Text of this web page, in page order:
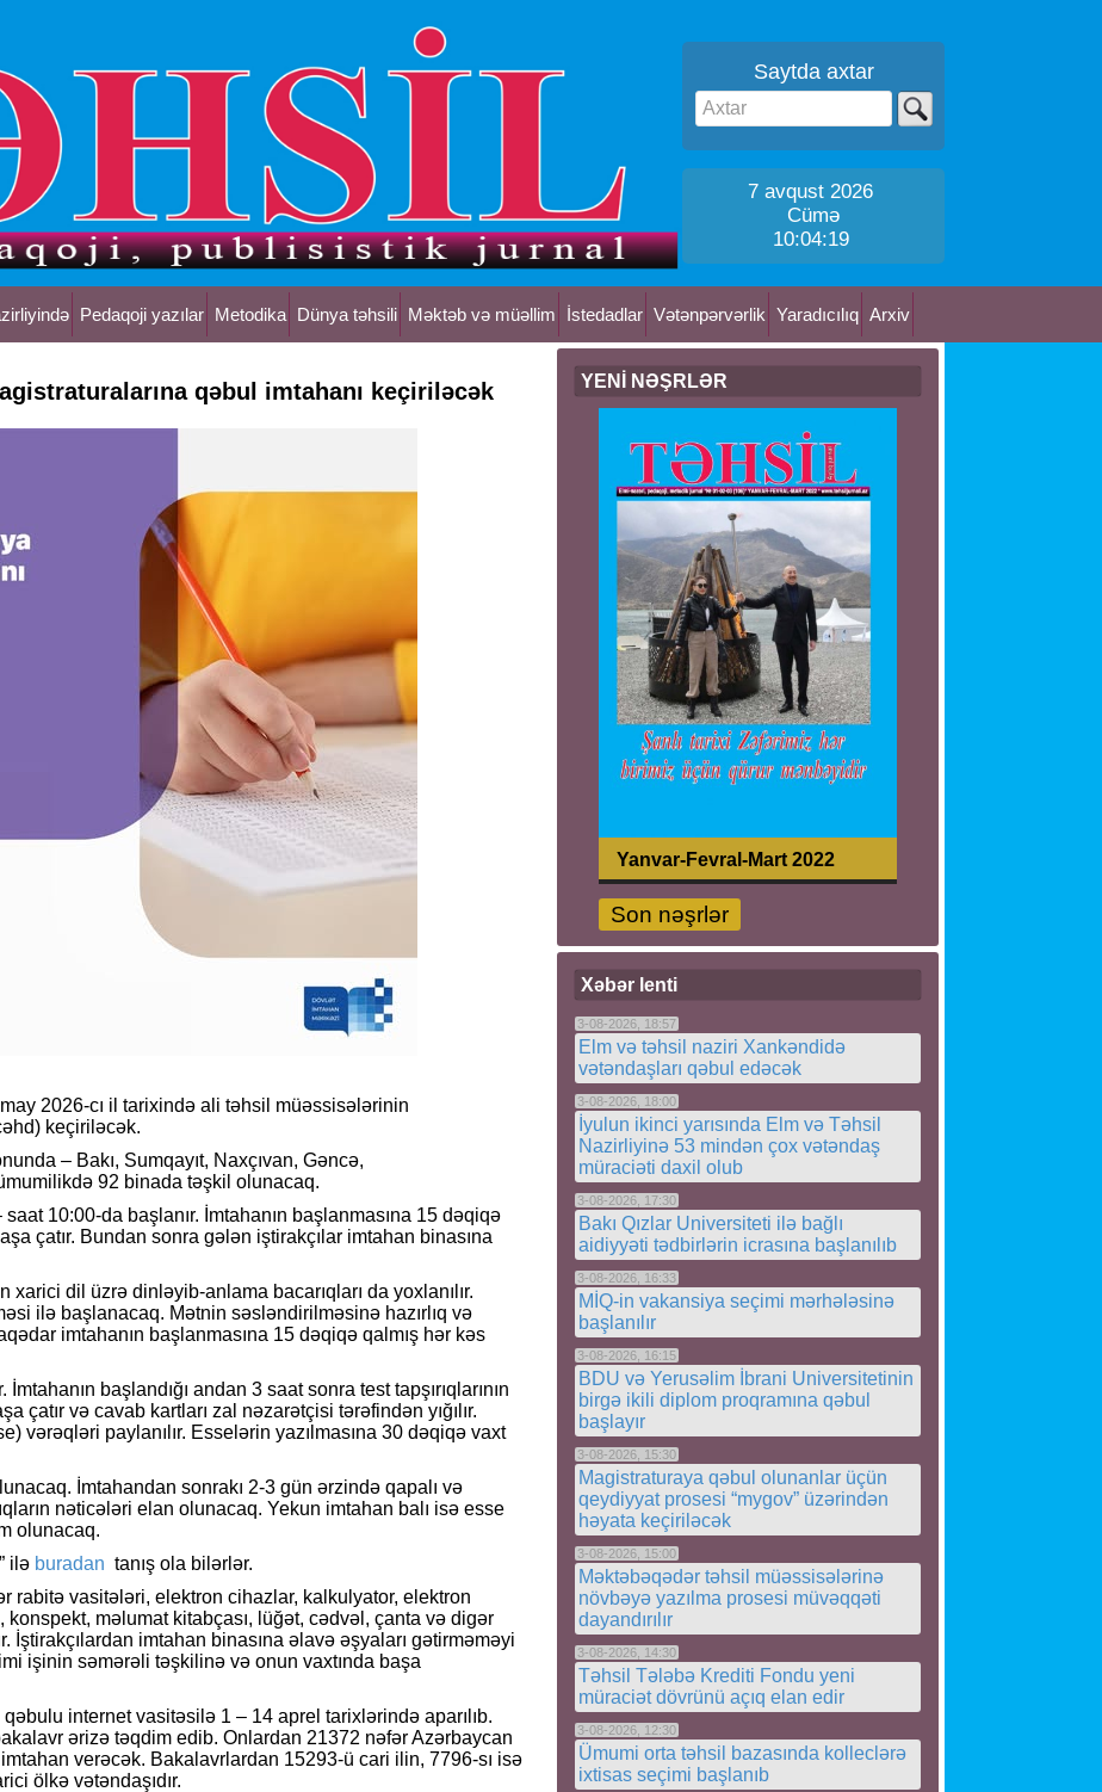
Saytda axtar
7 avqust 2026
Cümə
10:04:19
Pedaqoji yazılar Metodika Dünya təhsili Məktəb və müəllim İstedadlar Vətənpərvərlik Yaradıcılıq Arxiv
qəbul imtahanı keçiriləcək
2026-cı il tarixində ali təhsil müəssisələrinin
keçiriləcək.
– Bakı, Sumqayıt, Naxçıvan, Gəncə,
92 binada təşkil olunacaq.
10:00-da başlanır. İmtahanın başlanmasına 15 dəqiqə
çatır. Bundan sonra gələn iştirakçılar imtahan binasına
dil üzrə dinləyib-anlama bacarıqları da yoxlanılır.
ilə başlanacaq. Mətnin səsləndirilməsinə hazırlıq və
imtahanın başlanmasına 15 dəqiqə qalmış hər kəs
başlandığı andan 3 saat sonra test tapşırıqlarının
çatır və cavab kartları zal nәzarәtçisi tәrәfindәn yığılır.
vәrәqlәri paylanılır. Esselərin yazılmasına 30 dəqiqə vaxt
İmtahandan sonrakı 2-3 gün ərzində qapalı və
nəticələri elan olunacaq. Yekun imtahan balı isə esse
olunacaq.
ilə buradan tanış ola bilərlər.
rabitə vasitələri, elektron cihazlar, kalkulyator, elektron
konspekt, məlumat kitabçası, lüğət, cədvəl, çanta və digər
İştirakçılardan imtahan binasına əlavə əşyaları gətirməməyi
işinin səmərəli təşkilinə və onun vaxtında başa
internet vasitəsilə 1 – 14 aprel tarixlərində aparılıb.
ərizə təqdim edib. Onlardan 21372 nəfər Azərbaycan
verəcək. Bakalavrlardan 15293-ü cari ilin, 7796-sı isə
ölkə vətəndaşıdır.
YENİ NƏŞRLƏR
Yanvar-Fevral-Mart 2022
Son nəşrlər
Xəbər lenti
3-08-2026, 18:57
Elm və təhsil naziri Xankəndidə
vətəndaşları qəbul edəcək
3-08-2026, 18:00
İyulun ikinci yarısında Elm və Təhsil
Nazirliyinə 53 mindən çox vətəndaş
müraciəti daxil olub
3-08-2026, 17:30
Bakı Qızlar Universiteti ilə bağlı
aidiyyəti tədbirlərin icrasına başlanılıb
3-08-2026, 16:33
MİQ-in vakansiya seçimi mərhələsinə
başlanılır
3-08-2026, 16:15
BDU və Yerusəlim İbrani Universitetinin
birgə ikili diplom proqramına qəbul
başlayır
3-08-2026, 15:30
Magistraturaya qəbul olunanlar üçün
qeydiyyat prosesi “mygov” üzərindən
həyata keçiriləcək
3-08-2026, 15:00
Məktəbəqədər təhsil müəssisələrinə
növbəyə yazılma prosesi müvəqqəti
dayandırılır
3-08-2026, 14:30
Təhsil Tələbə Krediti Fondu yeni
müraciət dövrünü açıq elan edir
3-08-2026, 12:30
Ümumi orta təhsil bazasında kolleclərə
ixtisas seçimi başlanıb